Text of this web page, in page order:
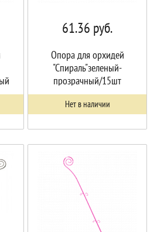
61.36 руб.
Опора для орхидей
"Спираль"зеленый-
прозрачный/15шт
Нет в наличии